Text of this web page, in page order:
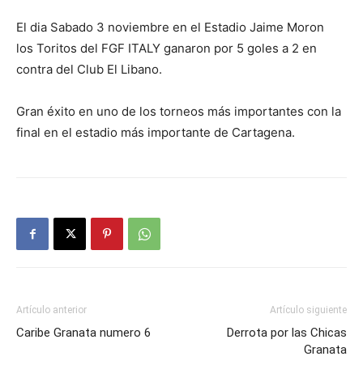
El dia Sabado 3 noviembre en el Estadio Jaime Moron
los Toritos del FGF ITALY ganaron por 5 goles a 2 en
contra del Club El Libano.
Gran éxito en uno de los torneos más importantes con la
final en el estadio más importante de Cartagena.
Artículo anterior
Caribe Granata numero 6
Artículo siguiente
Derrota por las Chicas
Granata